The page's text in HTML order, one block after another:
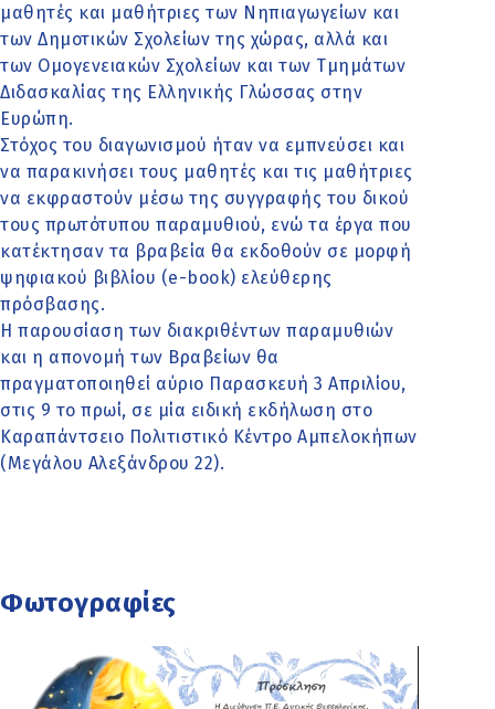
μαθητές και μαθήτριες των Νηπιαγωγείων και
των Δημοτικών Σχολείων της χώρας, αλλά και
των Ομογενειακών Σχολείων και των Τμημάτων
Διδασκαλίας της Ελληνικής Γλώσσας στην
Ευρώπη.
Στόχος του διαγωνισμού ήταν να εμπνεύσει και
να παρακινήσει τους μαθητές και τις μαθήτριες
να εκφραστούν μέσω της συγγραφής του δικού
τους πρωτότυπου παραμυθιού, ενώ τα έργα που
κατέκτησαν τα βραβεία θα εκδοθούν σε μορφή
ψηφιακού βιβλίου (e-book) ελεύθερης
πρόσβασης.
Η παρουσίαση των διακριθέντων παραμυθιών
και η απονομή των Βραβείων θα
πραγματοποιηθεί αύριο Παρασκευή 3 Απριλίου,
στις 9 το πρωί, σε μία ειδική εκδήλωση στο
Καραπάντσειο Πολιτιστικό Κέντρο Αμπελοκήπων
(Μεγάλου Αλεξάνδρου 22).
Φωτογραφίες